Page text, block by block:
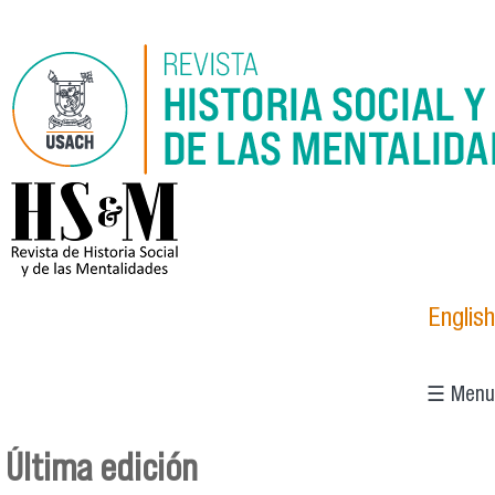
logo_hsm_2021.png
English
☰ Menu
Última edición